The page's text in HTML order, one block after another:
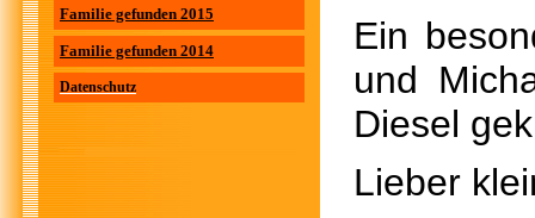
Familie gefunden 2015
Familie gefunden 2014
Datenschutz
Ein
und
Diesel
Lieber